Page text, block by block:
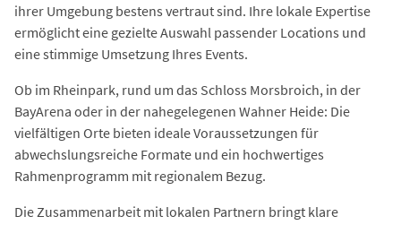
ihrer Umgebung bestens vertraut sind. Ihre lokale Expertise
ermöglicht eine gezielte Auswahl passender Locations und
eine stimmige Umsetzung Ihres Events.
Ob im Rheinpark, rund um das Schloss Morsbroich, in der
BayArena oder in der nahegelegenen Wahner Heide: Die
vielfältigen Orte bieten ideale Voraussetzungen für
abwechslungsreiche Formate und ein hochwertiges
Rahmenprogramm mit regionalem Bezug.
Die Zusammenarbeit mit lokalen Partnern bringt klare